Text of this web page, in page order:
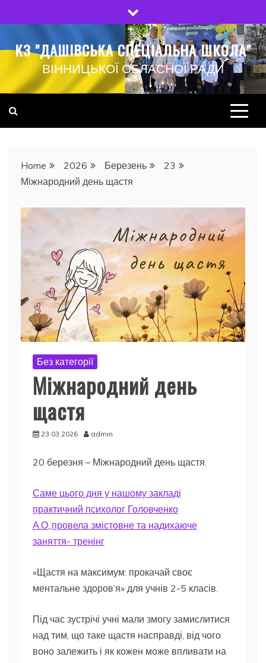
to
КЗ "ДАШІВСЬКА СПЕЦІАЛЬНА ШКОЛА"
ВІННИЦЬКОЇ ОБЛАСНОЇ РАДИ
Home 2026 Березень
23
Міжнародний день щастя
Без категорії
Міжнародний день
щастя
23.03.2026 admin
20 березня – Міжнародний день щастя.
Саме цього дня у нашому закладі
практичний психолог Головченко
А.О.,провела змістовне та надихаюче
заняття- тренінг
«Щастя на максимум: прокачай своє
ментальне здоров’я» для учнів 2-5 класів.
Під час зустрічі учні мали змогу замислитися
над тим, що таке щастя насправді, від чого
воно залежить і як кожен може впливати на